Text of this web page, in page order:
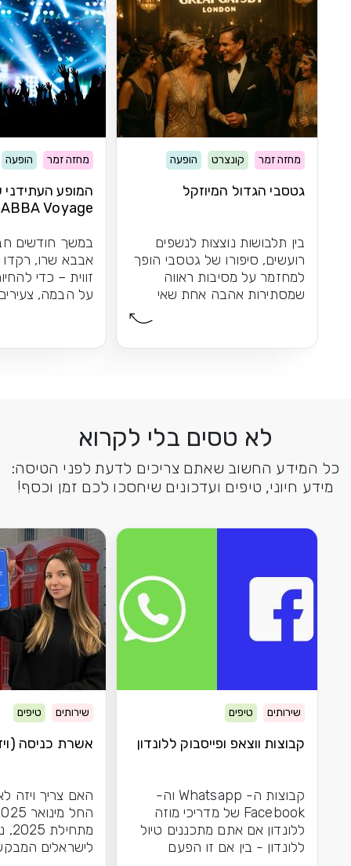
מחזה זמר קונצרט הופעה
גטסבי הגדול המיוזקל
בין תלבושות נוצצות לנשפים
רועשים, סיפורו של גטסבי הופך
למחזמר על מסיבות ראווה
שמסתירות אהבה אחת שאי
מחזה זמר הופעה
המופע
ABBA Voyage
במשך חודשים
אבבא שרו, רקדו
זווית – כדי
על הבמה,
לא טסים בלי לקרוא
כל המידע החשוב שאתם צריכים לדעת לפני הטיסה:
מידע חיוני, טיפים ועדכונים שיחסכו לכם זמן וכסף!
שירותים טיפים
קבוצות ווצאפ ופייסבוק ללונדון
קבוצות ה- Whatsapp וה-
Facebook של מדריכי מוזה
ללונדון אם אתם מתכננים טיול
ללונדון - בין אם זו הפעם
שירותים טיפים
אשרת כניסה
האם צריך ויזה
לישראלים